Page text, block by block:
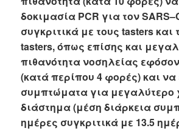
δοκιμασία PCR για τονSARS–
συγκριτικά με τουςtasters και
tasters, όπως επίσης και
πιθανότητα νοσηλείας
(κατά περίπου 4 φορές) και να
συμπτώματα για μεγαλύτερο
διάστημα (μέση διάρκεια
ημέρες συγκριτικά με 13.5